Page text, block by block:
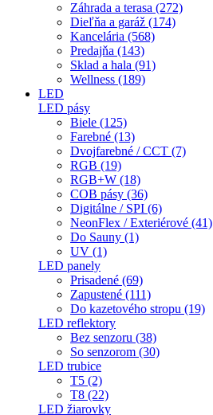
Záhrada a terasa (272)
Dieľňa a garáž (174)
Kancelária (568)
Predajňa (143)
Sklad a hala (91)
Wellness (189)
LED
LED pásy
Biele (125)
Farebné (13)
Dvojfarebné / CCT (7)
RGB (19)
RGB+W (18)
COB pásy (36)
Digitálne / SPI (6)
NeonFlex / Exteriérové (41)
Do Sauny (1)
UV (1)
LED panely
Prisadené (69)
Zapustené (111)
Do kazetového stropu (19)
LED reflektory
Bez senzoru (38)
So senzorom (30)
LED trubice
T5 (2)
T8 (22)
LED žiarovky